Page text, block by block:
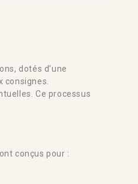
dotés d’une
Ce processus
conçus pour :